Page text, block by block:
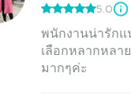
5.0
พนักงานน่ารักแ
เลือกหลากหลา
มากๆค่ะ